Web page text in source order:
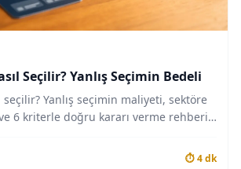
Seçilir? Yanlış Seçimin Bedeli
seçilir? Yanlış seçimin maliyeti, sektöre
6 kriterle doğru kararı verme rehberi
⏱ 4 dk